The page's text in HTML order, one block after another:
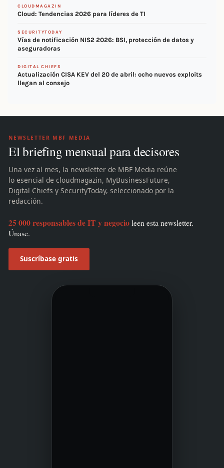
CLOUDMAGAZIN
Cloud: Tendencias 2026 para líderes de TI
SECURITYTODAY
Vías de notificación NIS2 2026: BSI, protección de datos y
aseguradoras
DIGITAL CHIEFS
Actualización CISA KEV del 20 de abril: ocho nuevos exploits
llegan al consejo
NEWSLETTER MBF MEDIA
El briefing mensual para decisores
Una vez al mes, la newsletter de MBF Media reúne
lo esencial de cloudmagazin, MyBusinessFuture,
Digital Chiefs y SecurityToday, seleccionado por la
redacción.
25 000 responsables de IT y negocioleen esta newsletter.
Únase.
Suscríbase gratis